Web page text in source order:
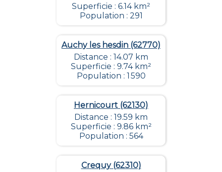
Superficie : 6.14 km²
Population : 291
Auchy les hesdin (62770)
Distance : 14.07 km
Superficie : 9.74 km²
Population : 1 590
Hernicourt (62130)
Distance : 19.59 km
Superficie : 9.86 km²
Population : 564
Crequy (62310)